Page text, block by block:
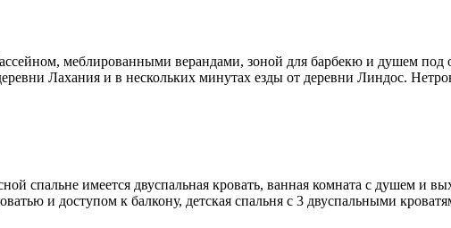
меблированными верандами, зоной для барбекю и душем
Лахания и в нескольких минутах езды от деревни Линдос.
спальне имеется двуспальная кровать, ванная комната с душем и
и доступом к балкону, детская спальня с 3 двуспальными